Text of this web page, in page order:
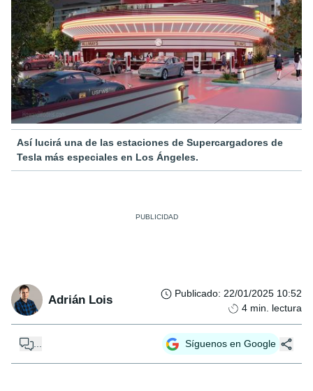
Así lucirá una de las estaciones de Supercargadores de
Tesla más especiales en Los Ángeles.
Adrián Lois Publicado: 22/01/2025 10:52
4 min. lectura
... Síguenos en Google